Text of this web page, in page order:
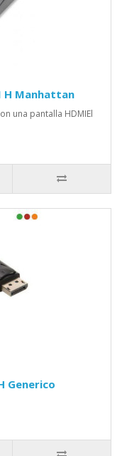
H Manhattan
una pantalla HDMIEl
Generico